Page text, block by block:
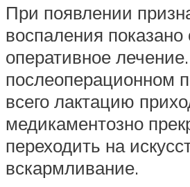
При появлении
воспаления показано
оперативное
послеоперационном
всего лактацию
медикаментозно
переходить на
вскармливание.